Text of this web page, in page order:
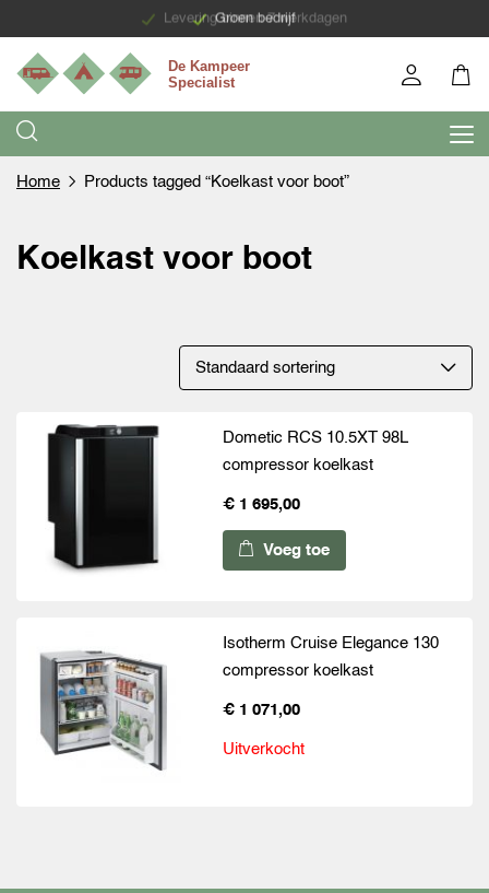
Groen bedrijf
Levering binnen 7 werkdagen
Home Products tagged “Koelkast voor boot”
Koelkast voor boot
Dometic RCS 10.5XT 98L
compressor koelkast
€ 1 695,00
Voeg toe
Isotherm Cruise Elegance 130
compressor koelkast
€ 1 071,00
Uitverkocht